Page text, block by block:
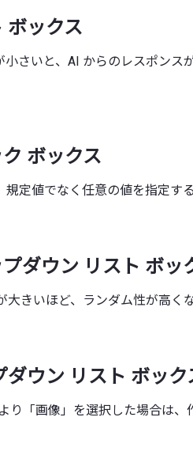
ボックス
さいと、AI からのレスポンス
ボックス
定値でなく任意の値を指定す
ダウン リスト ボッ
きいほど、ランダム性が高くな
ダウン リスト ボック
り「画像」を選択した場合は、